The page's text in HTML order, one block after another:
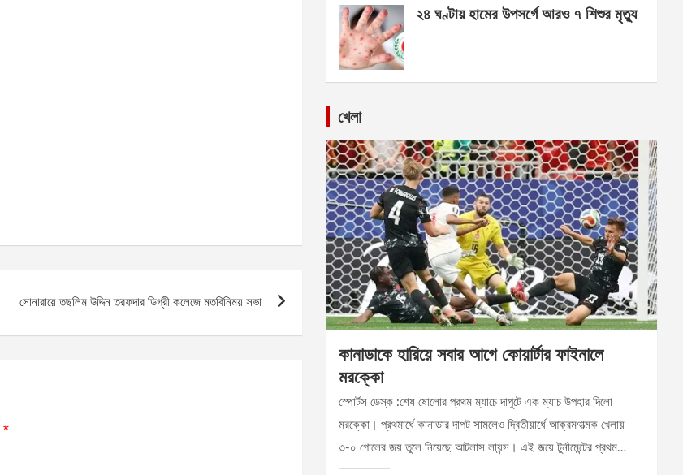
সোনারায়ে তছলিম উদ্দিন তরফদার ডিগ্রী কলেজে মতবিনিময় সভা
*
২৪ ঘণ্টায় হামের উপসর্গে আরও ৭ শিশুর মৃত্যু
খেলা
কানাডাকে হারিয়ে সবার আগে কোয়ার্টার ফাইনালে
মরক্কো
স্পোর্টস ডেস্ক :শেষ ষোলোর প্রথম ম্যাচে দাপুটে এক ম্যাচ উপহার দিলো
মরক্কো। প্রথমার্ধে কানাডার দাপট সামলেও দ্বিতীয়ার্ধে আক্রমণাত্মক খেলায়
৩-০ গোলের জয় তুলে নিয়েছে আটলাস লায়ন্স। এই জয়ে টুর্নামেন্টের প্রথম…